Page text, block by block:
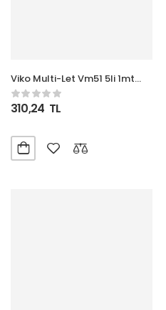
Viko Multi-Let Vm51 5li 1mt
Topraklı Kablolu (90113501)
310,24 TL